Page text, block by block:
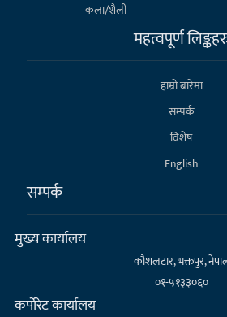
कला/शैली
महत्वपूर्ण
हाम्राे बारेमा
सम्पर्क
विशेष
English
सम्पर्क
मुख्य कार्यालय
कौशलटार, भक्तपुर,
०१-५१३३०६०
कर्पाेरेट कार्यालय